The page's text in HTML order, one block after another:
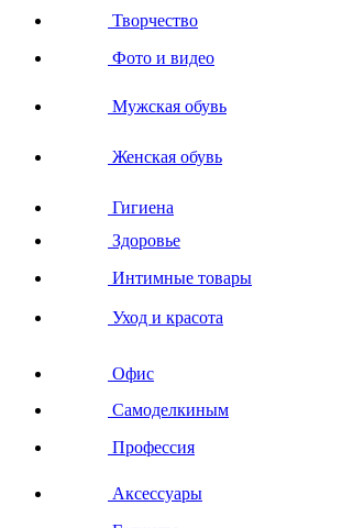
Творчество
Фото и видео
Мужская обувь
Женская обувь
Гигиена
Здоровье
Интимные товары
Уход и красота
Офис
Самоделкиным
Профессия
Аксессуары